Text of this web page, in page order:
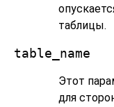
таблицы.
table_name
Этот
для